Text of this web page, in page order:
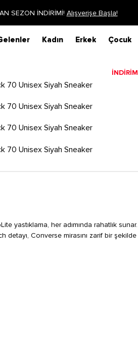
günü içerisinde kargoya verilecektir.
Kadın Erkek Çocuk
İNDİRİM
yastıklama, her adımında rahatlık sunar.
detayı, Converse mirasını zarif bir şekilde